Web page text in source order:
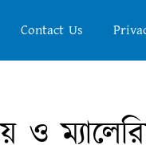
Contact Us
ও